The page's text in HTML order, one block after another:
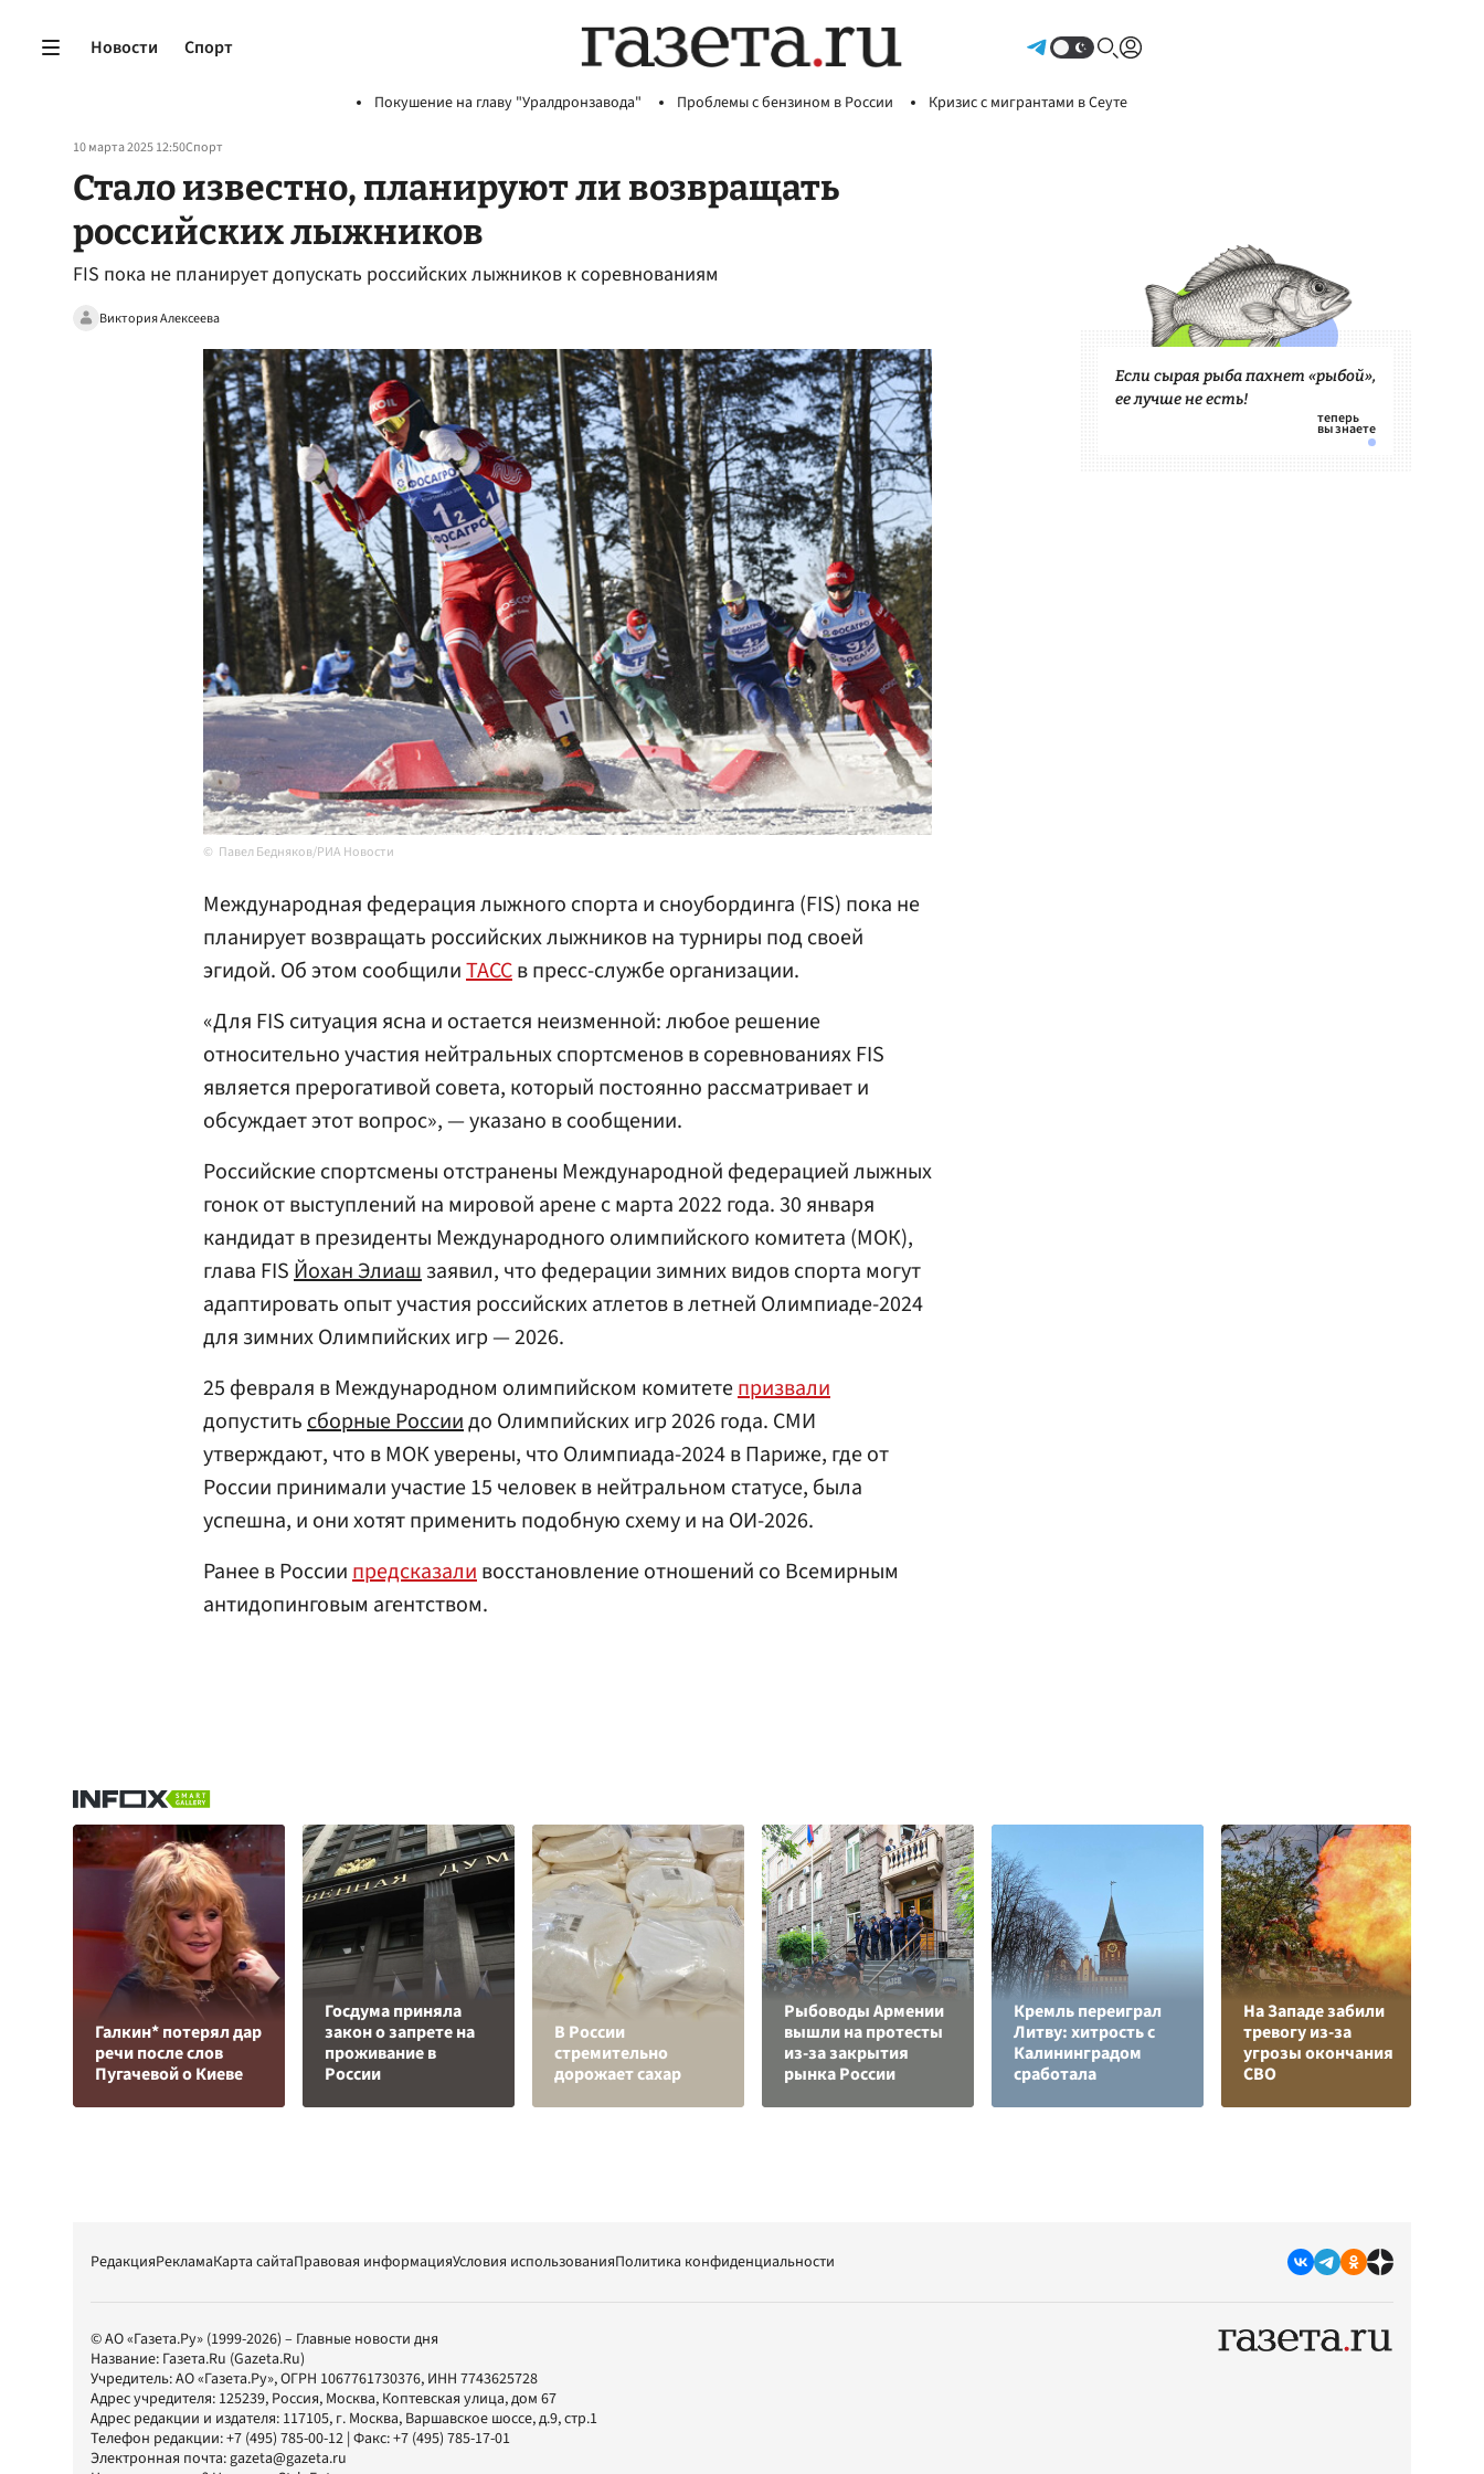
Новости Спорт
Покушение на главу "Уралдронзавода" Проблемы с бензином в России Кризис с мигрантами в Сеуте
10 марта 2025 12:50Спорт
Стало известно, планируют ли возвращать
российских лыжников
FIS пока не планирует допускать российских лыжников к соревнованиям
Виктория Алексеева
Павел Бедняков/РИА Новости
Международная федерация лыжного спорта и сноубординга (FIS) пока не
планирует возвращать российских лыжников на турниры под своей
эгидой. Об этом сообщилиТАССв пресс-службе организации.
«Для FIS ситуация ясна и остается неизменной: любое решение
относительно участия нейтральных спортсменов в соревнованиях FIS
является прерогативой совета, который постоянно рассматривает и
обсуждает этот вопрос», — указано в сообщении.
Российские спортсмены отстранены Международной федерацией лыжных
гонок от выступлений на мировой арене с марта 2022 года. 30 января
кандидат в президенты Международного олимпийского комитета (МОК),
глава FISЙохан Элиашзаявил, что федерации зимних видов спорта могут
адаптировать опыт участия российских атлетов в летней Олимпиаде-2024
для зимних Олимпийских игр — 2026.
25 февраля в Международном олимпийском комитетепризвали
допуститьсборные Россиидо Олимпийских игр 2026 года. СМИ
утверждают, что в МОК уверены, что Олимпиада-2024 в Париже, где от
России принимали участие 15 человек в нейтральном статусе, была
успешна, и они хотят применить подобную схему и на ОИ-2026.
Ранее в Россиипредсказаливосстановление отношений со Всемирным
антидопинговым агентством.
Если сырая рыба пахнет «рыбой»,
ее лучше не есть!
Галкин* потерял дар
речи после слов
Пугачевой о Киеве
Госдума приняла
закон о запрете на
проживание в
России
В России
стремительно
дорожает сахар
Рыбоводы Армении
вышли на протесты
из-за закрытия
рынка России
Кремль переиграл
Литву: хитрость с
Калининградом
сработала
На Западе забили
тревогу из-за
угрозы окончания
СВО
РедакцияРекламаКарта сайтаПравовая информацияУсловия использованияПолитика конфиденциальности
© АО «Газета.Ру» (1999-2026) – Главные новости дня
Название: Газета.Ru (Gazeta.Ru)
Учредитель:АО «Газета.Ру», ОГРН 1067761730376, ИНН 7743625728
Адрес учредителя: 125239, Россия, Москва, Коптевская улица, дом 67
Адрес редакции и издателя: 117105, г. Москва, Варшавское шоссе, д.9, стр.1
Телефон редакции:+7 (495) 785-00-12 | Факс:+7 (495) 785-17-01
Электронная почта:gazeta@gazeta.ru